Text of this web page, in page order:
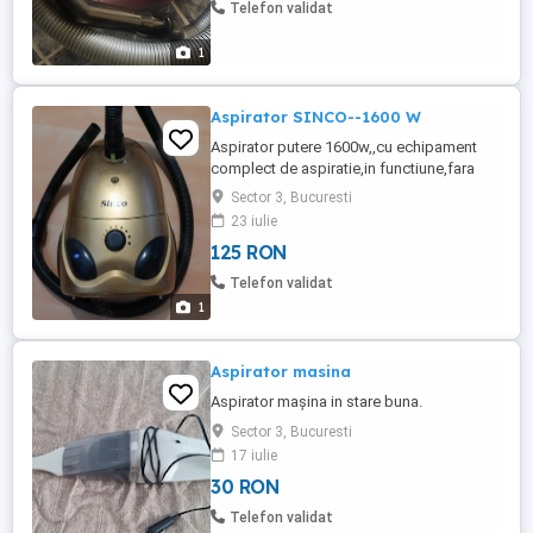
1
Telefon validat
1
Aspirator SINCO--1600 W
Aspirator putere 1600w,,cu echipament
complect de aspiratie,in functiune,fara
urme de uzura exterioara,foarte putin
utilizat. Alege un produs ca bonus din
anunt.
Sector 3, Bucuresti
23 iulie
125 RON
Telefon validat
Aspirator masina
Aspirator mașina in stare buna.
Sector 3, Bucuresti
17 iulie
30 RON
Telefon validat